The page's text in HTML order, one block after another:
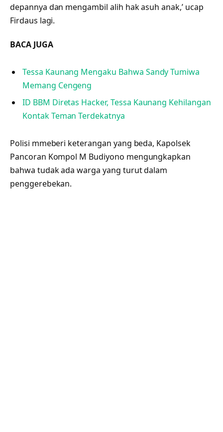
depannya dan mengambil alih hak asuh anak,’ ucap
Firdaus lagi.
BACA JUGA
Tessa Kaunang Mengaku Bahwa Sandy Tumiwa
Memang Cengeng
ID BBM Diretas Hacker, Tessa Kaunang Kehilangan
Kontak Teman Terdekatnya
Polisi mmeberi keterangan yang beda, Kapolsek
Pancoran Kompol M Budiyono mengungkapkan
bahwa tudak ada warga yang turut dalam
penggerebekan.